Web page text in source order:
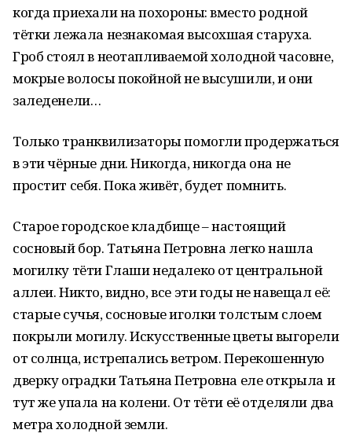
когда приехали на похороны: вместо родной
тётки лежала незнакомая высохшая старуха.
Гроб стоял в неотапливаемой холодной часовне,
мокрые волосы покойной не высушили, и они
заледенели…
Только транквилизаторы помогли продержаться
в эти чёрные дни. Никогда, никогда она не
простит себя. Пока живёт, будет помнить.
Старое городское кладбище – настоящий
сосновый бор. Татьяна Петровна легко нашла
могилку тёти Глаши недалеко от центральной
аллеи. Никто, видно, все эти годы не навещал её:
старые сучья, сосновые иголки толстым слоем
покрыли могилу. Искусственные цветы выгорели
от солнца, истрепались ветром. Перекошенную
дверку оградки Татьяна Петровна еле открыла и
тут же упала на колени. От тёти её отделяли два
метра холодной земли.